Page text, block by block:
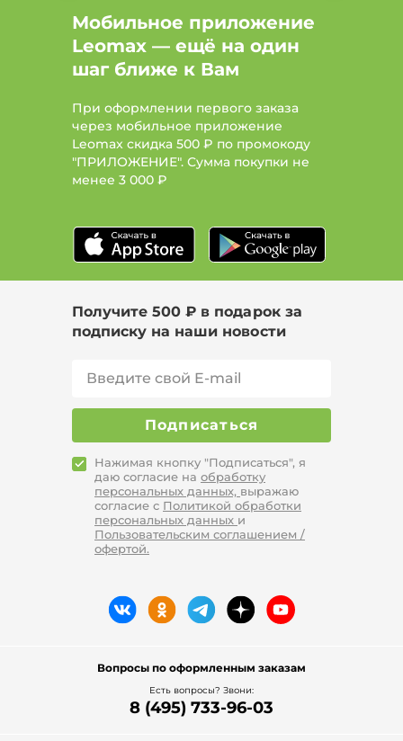
Мобильное приложение
Leomax — ещё на один
шаг ближе к Вам
При оформлении первого заказа
через мобильное приложение
Leomax скидка 500 ₽ по промокоду
"ПРИЛОЖЕНИЕ". Сумма покупки не
менее 3 000 ₽
Получите 500 ₽ в подарок за
подписку на наши новости
Подписаться
Нажимая кнопку "Подписаться", я
даю согласие на обработку
персональных данных, выражаю
согласие с Политикой обработки
персональных данных и
Пользовательским соглашением /
офертой.
Вопросы по оформленным заказам
Есть вопросы? Звони:
8 (495) 733-96-03